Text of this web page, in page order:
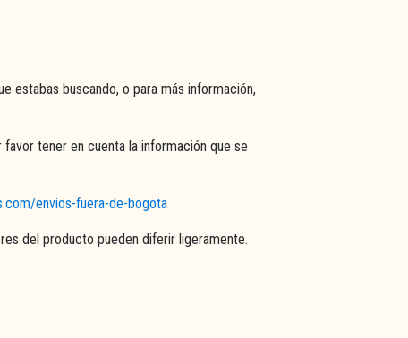
estabas buscando, o para más información,
tener en cuenta la información que se
envios-fuera-de-bogota
del producto pueden diferir ligeramente.